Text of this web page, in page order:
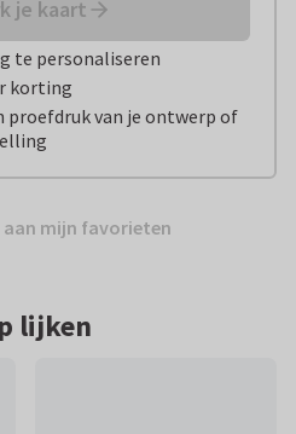
je kaart
te personaliseren
korting
proefdruk van je ontwerp of
aan mijn favorieten
lijken